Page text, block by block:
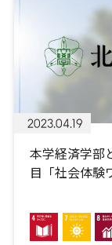
2023.04.19
本学経済学部
目「社会体験